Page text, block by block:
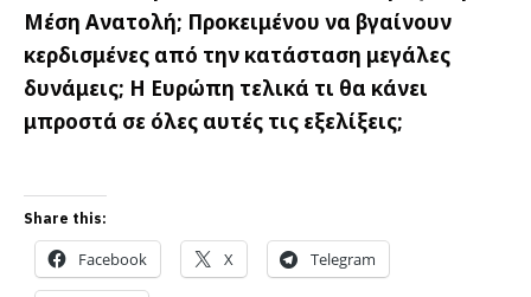
Μέση Ανατολή; Προκειμένου να βγαίνουν
κερδισμένες από την κατάσταση μεγάλες
δυνάμεις; Η Ευρώπη τελικά τι θα κάνει
μπροστά σε όλες αυτές τις εξελίξεις;
Share this:
Facebook X Telegram